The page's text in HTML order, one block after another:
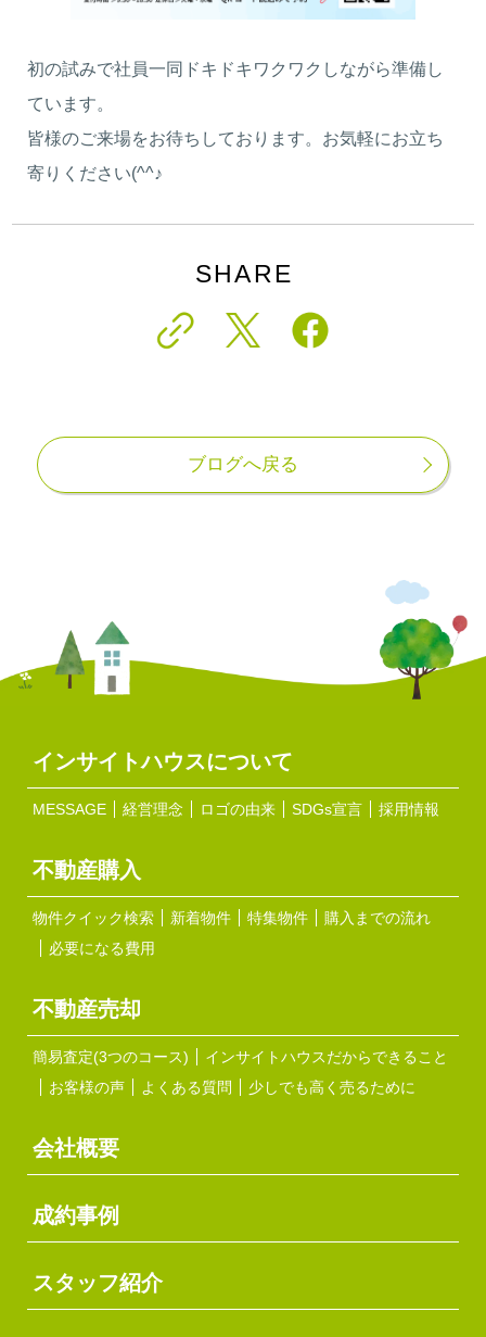
初の試みで社員一同ドキドキワクワクしながら準備し
ています。
皆様のご来場をお待ちしております。お気軽にお立ち
寄りください(^^♪
SHARE
ブログへ戻る
インサイトハウスについて
MESSAGE 経営理念 ロゴの由来 SDGs宣言 採用情報
不動産購入
物件クイック検索 新着物件 特集物件
購入までの流れ
必要になる費用
不動産売却
簡易査定(3つのコース)
インサイトハウスだからできること
お客様の声
よくある質問 少しでも高く売るために
会社概要
成約事例
スタッフ紹介